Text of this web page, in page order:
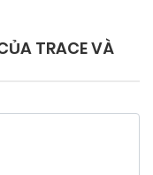
TRACE VÀ